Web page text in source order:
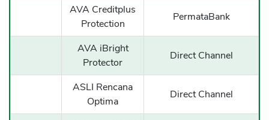
AVA Creditplus
Protection
PermataBank
AVA iBright
Protector
Direct Channel
ASLI Rencana
Optima
Direct Channel